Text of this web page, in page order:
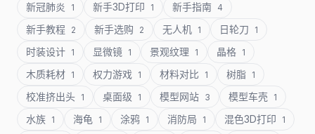
新冠肺炎 1 新手3D打印 1 新手指南 4
新手教程 2 新手选购 2 无人机 1 日轮刀 1
时装设计 1 显微镜 1 景观纹理 1 晶格 1
木质耗材 1 权力游戏 1 材料对比 1 树脂 1
校准挤出头 1 桌面级 1 模型网站 3 模型车壳 1
水族 1 海龟 1 涂鸦 1 消防局 1 混色3D打印 1